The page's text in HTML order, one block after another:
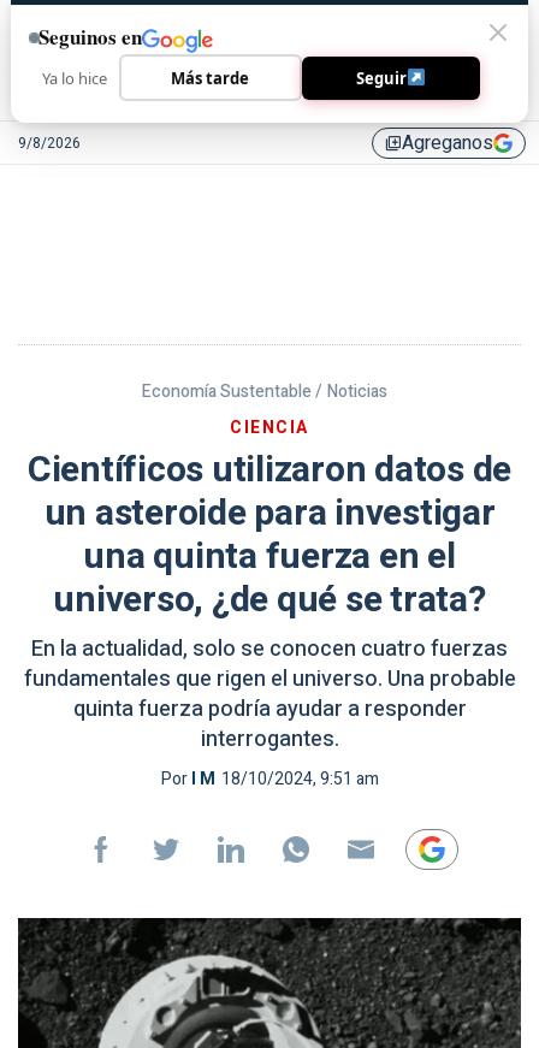
9/8/2026 library_addAgreganos
Economía Sustentable / Noticias
CIENCIA
Científicos utilizaron datos de
un asteroide para investigar
una quinta fuerza en el
universo, ¿de qué se trata?
En la actualidad, solo se conocen cuatro fuerzas
fundamentales que rigen el universo. Una probable
quinta fuerza podría ayudar a responder
interrogantes.
PorI M 18/10/2024, 9:51 am
Seguinos en
Ya lo hice Más tarde Seguir